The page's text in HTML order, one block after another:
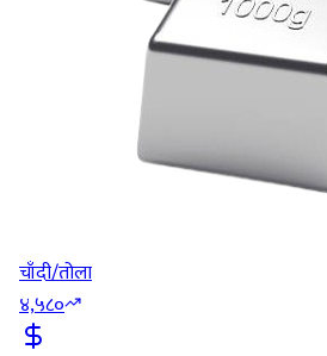
चाँदी/तोला
४,५८०